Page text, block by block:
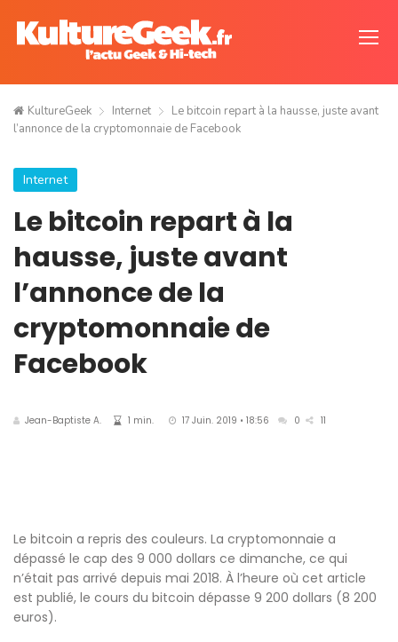
KultureGeek Internet
Le bitcoin repart à la hausse, juste avant
l’annonce de la cryptomonnaie de Facebook
Internet
Le bitcoin repart à la
hausse, juste avant
l’annonce de la
cryptomonnaie de
Facebook
Jean-Baptiste A. 1 min. 17 Juin. 2019 • 18:56 0 11
Le bitcoin a repris des couleurs. La cryptomonnaie a
dépassé le cap des 9 000 dollars ce dimanche, ce qui
n’était pas arrivé depuis mai 2018. À l’heure où cet article
est publié, le cours du bitcoin dépasse 9 200 dollars (8 200
euros).